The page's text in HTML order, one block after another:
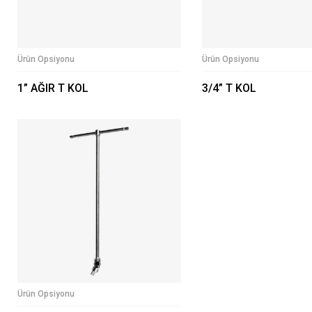
Ürün Opsiyonu
1” AĞIR T KOL
Ürün Opsiyonu
3/4” T KOL
Ürün Opsiyonu